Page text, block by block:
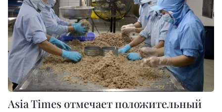
Asia Times отмечает положительный